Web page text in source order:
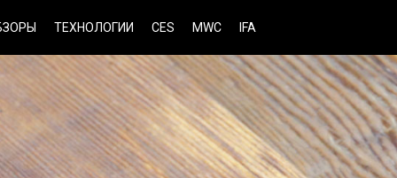
ТЕХНОЛОГИИ CES MWC IFA